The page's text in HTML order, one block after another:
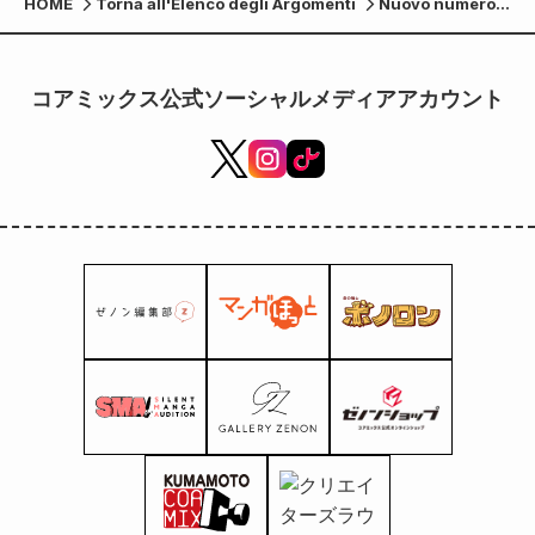
HOME Torna all'Elenco degli Argomenti
Nuovo numero
di Zenon
(martedì)!
コアミックス公式ソーシャルメディアアカウント